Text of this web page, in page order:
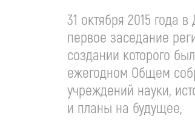
31 октября 2015 года
первое заседание
создании которого
ежегодном Общем
учреждений науки,
и планы на будущее,